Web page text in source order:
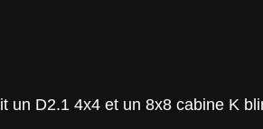
un D2.1 4x4 et un 8x8 cabine K